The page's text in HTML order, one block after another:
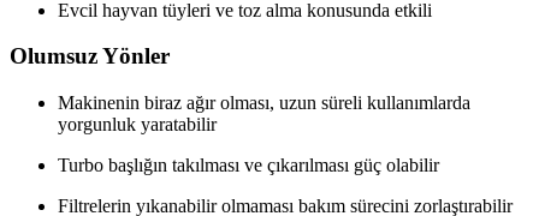
Evcil hayvan tüyleri ve toz alma konusunda etkili
Olumsuz Yönler
Makinenin biraz ağır olması, uzun süreli kullanımlarda
yorgunluk yaratabilir
Turbo başlığın takılması ve çıkarılması güç olabilir
Filtrelerin yıkanabilir olmaması bakım sürecini zorlaştırabilir